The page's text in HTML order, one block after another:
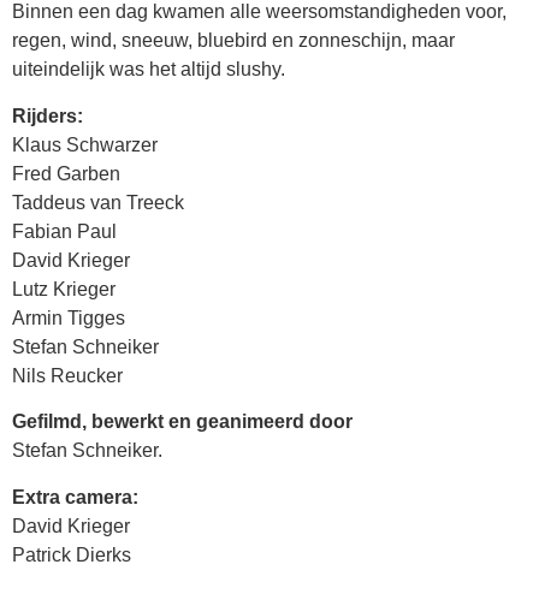
Binnen een dag kwamen alle weersomstandigheden voor,
regen, wind, sneeuw, bluebird en zonneschijn, maar
uiteindelijk was het altijd slushy.
Rijders:
Klaus Schwarzer
Fred Garben
Taddeus van Treeck
Fabian Paul
David Krieger
Lutz Krieger
Armin Tigges
Stefan Schneiker
Nils Reucker
Gefilmd, bewerkt en geanimeerd door
Stefan Schneiker.
Extra camera:
David Krieger
Patrick Dierks